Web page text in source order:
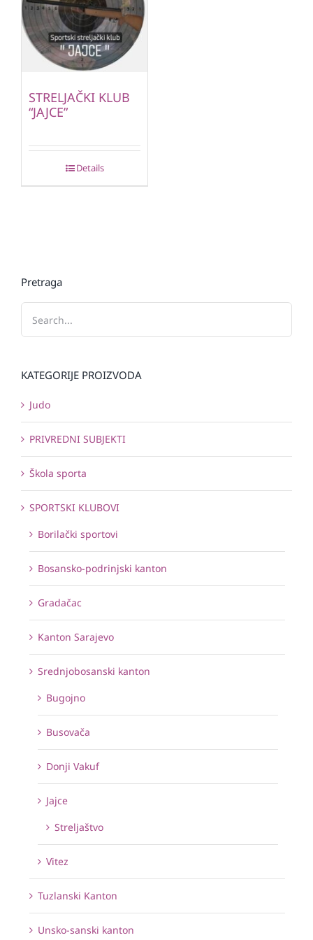
STRELJAČKI KLUB
“JAJCE”
Details
Pretraga
KATEGORIJE PROIZVODA
Judo
PRIVREDNI SUBJEKTI
Škola sporta
SPORTSKI KLUBOVI
Borilački sportovi
Bosansko-podrinjski kanton
Gradačac
Kanton Sarajevo
Srednjobosanski kanton
Bugojno
Busovača
Donji Vakuf
Jajce
Streljaštvo
Vitez
Tuzlanski Kanton
Unsko-sanski kanton